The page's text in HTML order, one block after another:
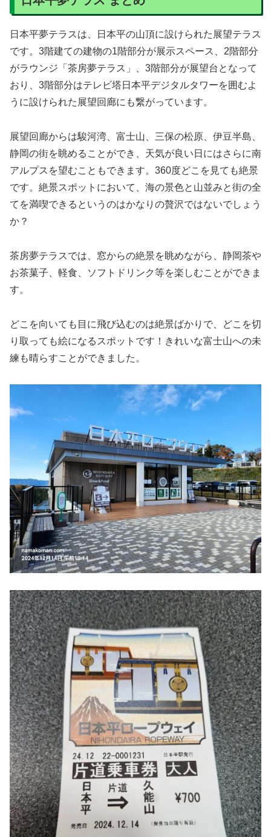
日本平夢テラスは、日本平の山頂に設けられた展望テラス
です。3階建ての建物の1階部分が展示スペース、2階部分
がラウンジ「茶房夢テラス」、3階部分が展望台となって
おり、3階部分はテレビ塔日本平デジタルタワーを囲むよ
うに設けられた展望回廊にも繋がっています。
展望回廊からは駿河湾、富士山、三保の松原、伊豆半島、
静岡の街を眺めることができ、天気が良い日にはさらに南
アルプスを望むこともできます。360度どこを見ても絶景
です。絶景スポットにおいて、海の景色と山並みと街の全
てを満喫できるというのはかなりの贅沢ではないでしょう
か？
茶房夢テラスでは、窓からの絶景を眺めながら、静岡茶や
お茶菓子、軽食、ソフトドリンク等を楽しむことができま
す。
どこを向いても目に飛び込むのは絶景ばかりで、どこを切
り取っても絵になるスポットです！きれいな富士山への未
練も晴らすことができました。